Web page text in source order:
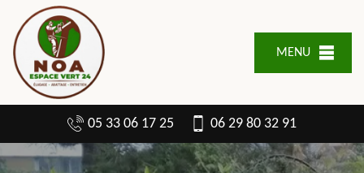
MENU
05 33 06 17 25 06 29 80 32 91